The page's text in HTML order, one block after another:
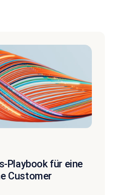
Playbook für eine
Customer